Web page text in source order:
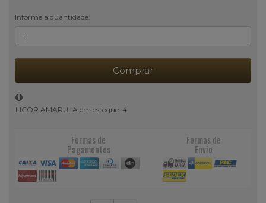
Informe a quantidade:
Comprar
LICOR AMARULA em estoque: 4
Formas de
Pagamentos
Formas de
Envio